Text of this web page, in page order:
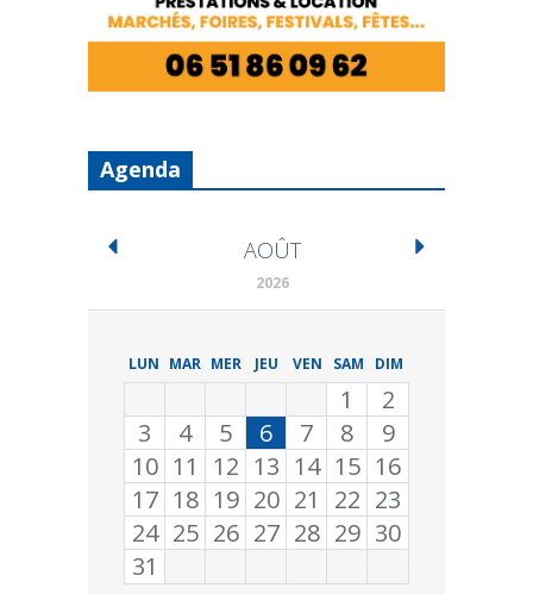
Agenda
AOÛT
2026
LUN MAR MER JEU VEN SAM DIM
1
2
3
4 5 6 7 8
9
10 11 12 13 14 15 16
17 18 19 20 21 22 23
24 25 26 27 28 29 30
31